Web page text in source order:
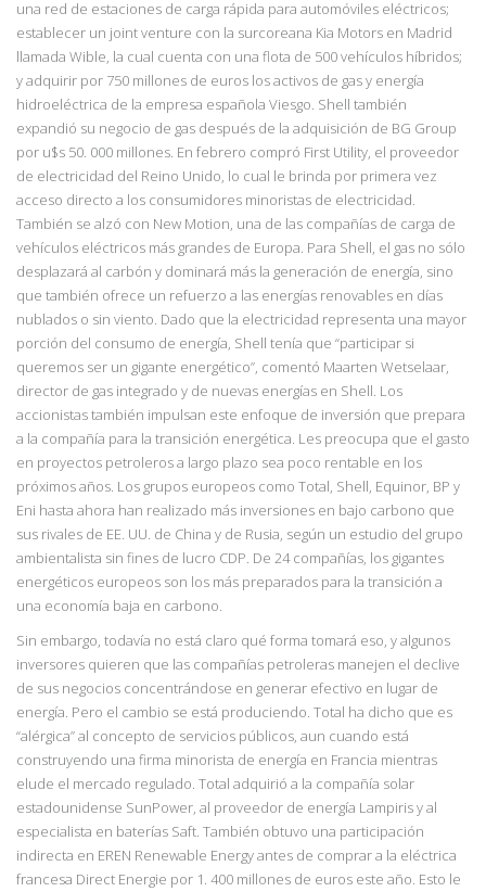
una red de estaciones de carga rápida para automóviles eléctricos;
establecer un joint venture con la surcoreana Kia Motors en Madrid
llamada Wible, la cual cuenta con una flota de 500 vehículos híbridos;
y adquirir por 750 millones de euros los activos de gas y energía
hidroeléctrica de la empresa española Viesgo. Shell también
expandió su negocio de gas después de la adquisición de BG Group
por u$s 50. 000 millones. En febrero compró First Utility, el proveedor
de electricidad del Reino Unido, lo cual le brinda por primera vez
acceso directo a los consumidores minoristas de electricidad.
También se alzó con New Motion, una de las compañías de carga de
vehículos eléctricos más grandes de Europa. Para Shell, el gas no sólo
desplazará al carbón y dominará más la generación de energía, sino
que también ofrece un refuerzo a las energías renovables en días
nublados o sin viento. Dado que la electricidad representa una mayor
porción del consumo de energía, Shell tenía que “participar si
queremos ser un gigante energético”, comentó Maarten Wetselaar,
director de gas integrado y de nuevas energías en Shell. Los
accionistas también impulsan este enfoque de inversión que prepara
a la compañía para la transición energética. Les preocupa que el gasto
en proyectos petroleros a largo plazo sea poco rentable en los
próximos años. Los grupos europeos como Total, Shell, Equinor, BP y
Eni hasta ahora han realizado más inversiones en bajo carbono que
sus rivales de EE. UU. de China y de Rusia, según un estudio del grupo
ambientalista sin fines de lucro CDP. De 24 compañías, los gigantes
energéticos europeos son los más preparados para la transición a
una economía baja en carbono.
Sin embargo, todavía no está claro qué forma tomará eso, y algunos
inversores quieren que las compañías petroleras manejen el declive
de sus negocios concentrándose en generar efectivo en lugar de
energía. Pero el cambio se está produciendo. Total ha dicho que es
“alérgica” al concepto de servicios públicos, aun cuando está
construyendo una firma minorista de energía en Francia mientras
elude el mercado regulado. Total adquirió a la compañía solar
estadounidense SunPower, al proveedor de energía Lampiris y al
especialista en baterías Saft. También obtuvo una participación
indirecta en EREN Renewable Energy antes de comprar a la eléctrica
francesa Direct Energie por 1. 400 millones de euros este año. Esto le